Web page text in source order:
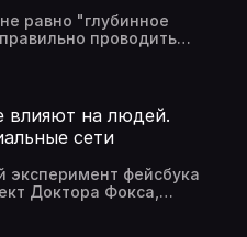
Дзен:
равно "глубинное
проводить
рассказала в
Кобилинская. Если у вас
ВК:
влияют на людей.
сети
эксперимент фейсбука
Доктора Фокса,
на себеВедущая -
канал: